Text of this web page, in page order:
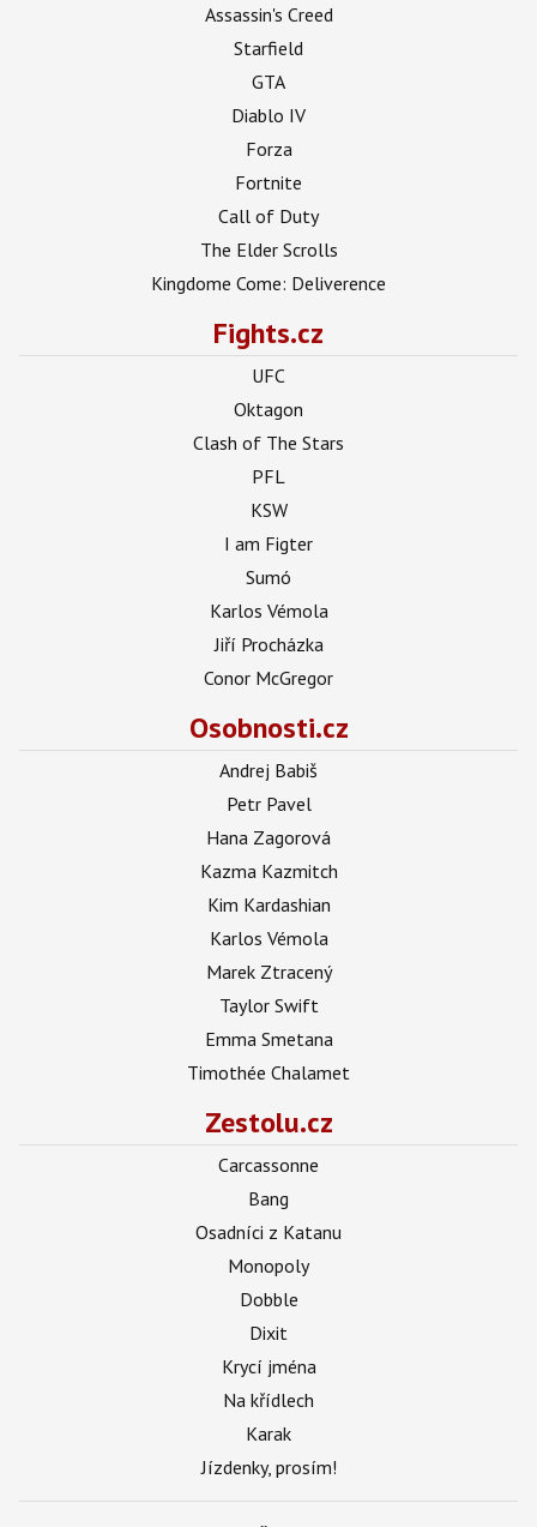
Assassin's Creed
Starfield
GTA
Diablo IV
Forza
Fortnite
Call of Duty
The Elder Scrolls
Kingdome Come: Deliverence
Fights.cz
UFC
Oktagon
Clash of The Stars
PFL
KSW
I am Figter
Sumó
Karlos Vémola
Jiří Procházka
Conor McGregor
Osobnosti.cz
Andrej Babiš
Petr Pavel
Hana Zagorová
Kazma Kazmitch
Kim Kardashian
Karlos Vémola
Marek Ztracený
Taylor Swift
Emma Smetana
Timothée Chalamet
Zestolu.cz
Carcassonne
Bang
Osadníci z Katanu
Monopoly
Dobble
Dixit
Krycí jména
Na křídlech
Karak
Jízdenky, prosím!